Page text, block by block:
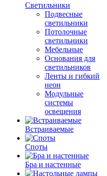
Светильники
Подвесные
светильники
Потолочные
светильники
Мебельные
Основания для
светильников
Ленты и гибкий
неон
Модульные
системы
освещения
Встраиваемые
Споты
Бра и настенные